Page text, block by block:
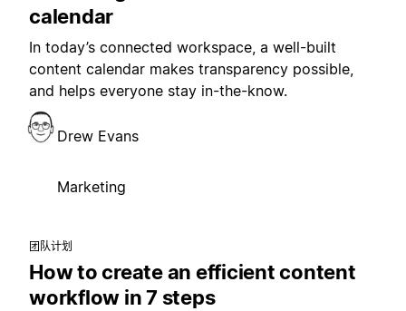
calendar
In today’s connected workspace, a well-built
content calendar makes transparency possible,
and helps everyone stay in-the-know.
Drew Evans
Marketing
团队计划
How to create an efficient content
workflow in 7 steps